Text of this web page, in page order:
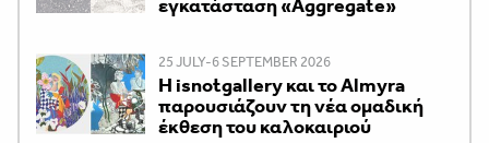
εγκατάσταση «Aggregate»
25 JULY-6 SEPTEMBER 2026
Η isnotgallery και το Almyra
παρουσιάζουν τη νέα ομαδική
έκθεση του καλοκαιριού